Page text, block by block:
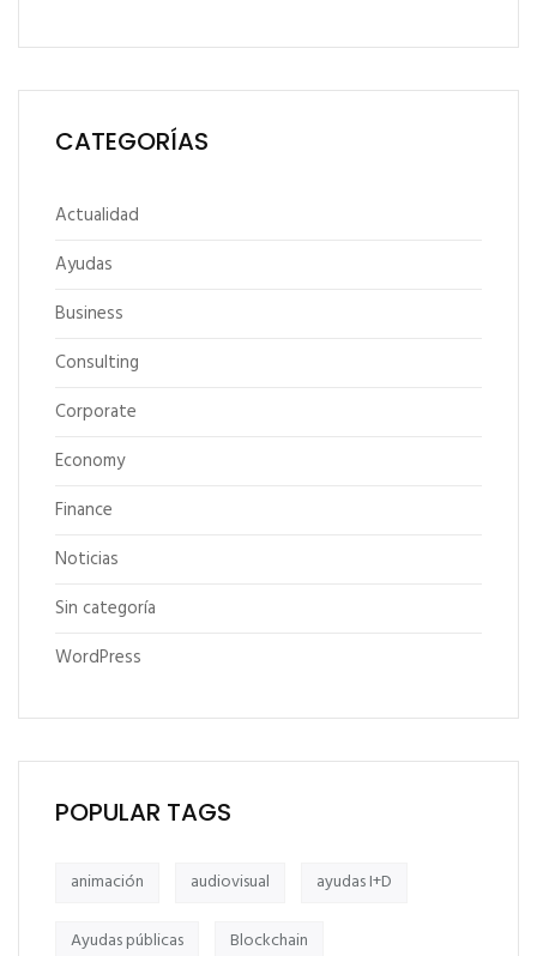
CATEGORÍAS
Actualidad
Ayudas
Business
Consulting
Corporate
Economy
Finance
Noticias
Sin categoría
WordPress
POPULAR TAGS
animación audiovisual ayudas I+D
Ayudas públicas Blockchain